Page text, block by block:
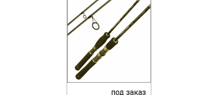
под заказ